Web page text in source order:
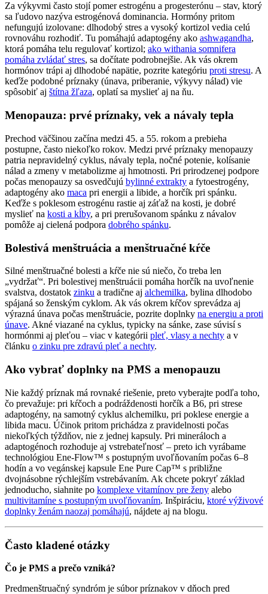
Za výkyvmi často stojí pomer estrogénu a progesterónu – stav, ktorý
sa ľudovo nazýva estrogénová dominancia. Hormóny pritom
nefungujú izolovane: dlhodobý stres a vysoký kortizol vedia celú
rovnováhu rozhodiť. Tu pomáhajú adaptogény ako ashwagandha,
ktorá pomáha telu regulovať kortizol; ako withania somnifera
pomáha zvládať stres, sa dočítate podrobnejšie. Ak vás okrem
hormónov trápi aj dlhodobé napätie, pozrite kategóriu proti stresu. A
keďže podobné príznaky (únava, priberanie, výkyvy nálad) vie
spôsobiť aj štítna žľaza, oplatí sa myslieť aj na ňu.
Menopauza: prvé príznaky, vek a návaly tepla
Prechod väčšinou začína medzi 45. a 55. rokom a prebieha
postupne, často niekoľko rokov. Medzi prvé príznaky menopauzy
patria nepravidelný cyklus, návaly tepla, nočné potenie, kolísanie
nálad a zmeny v metabolizme aj hmotnosti. Pri prirodzenej podpore
počas menopauzy sa osvedčujú bylinné extrakty a fytoestrogény,
adaptogény ako maca pri energii a libide, a horčík pri spánku.
Keďže s poklesom estrogénu rastie aj záťaž na kosti, je dobré
myslieť na kosti a kĺby, a pri prerušovanom spánku z návalov
pomôže aj cielená podpora dobrého spánku.
Bolestivá menštruácia a menštruačné kŕče
Silné menštruačné bolesti a kŕče nie sú niečo, čo treba len
„vydržať“. Pri bolestivej menštruácii pomáha horčík na uvoľnenie
svalstva, dostatok zinku a tradične aj alchemilka, bylina dlhodobo
spájaná so ženským cyklom. Ak vás okrem kŕčov sprevádza aj
výrazná únava počas menštruácie, pozrite doplnky na energiu a proti
únave. Akné viazané na cyklus, typicky na sánke, zase súvisí s
hormónmi aj pleťou – viac v kategórii pleť, vlasy a nechty a v
článku o zinku pre zdravú pleť a nechty.
Ako vybrať doplnky na PMS a menopauzu
Nie každý príznak má rovnaké riešenie, preto vyberajte podľa toho,
čo prevažuje: pri kŕčoch a podráždenosti horčík a B6, pri strese
adaptogény, na samotný cyklus alchemilku, pri poklese energie a
libida macu. Účinok pritom prichádza z pravidelnosti počas
niekoľkých týždňov, nie z jednej kapsuly. Pri mineráloch a
adaptogénoch rozhoduje aj vstrebateľnosť – preto ich vyrábame
technológiou Ene-Flow™ s postupným uvoľňovaním počas 6–8
hodín a vo vegánskej kapsule Ene Pure Cap™ s približne
dvojnásobne rýchlejším vstrebávaním. Ak chcete pokryť základ
jednoducho, siahnite po komplexe vitamínov pre ženy alebo
multivitamíne s postupným uvoľňovaním. Inšpiráciu, ktoré výživové
doplnky ženám naozaj pomáhajú, nájdete aj na blogu.
Často kladené otázky
Čo je PMS a prečo vzniká?
Predmenštruačný syndróm je súbor príznakov v dňoch pred